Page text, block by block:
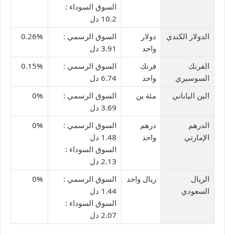
السوق السوداء :
10.2 دل
الدولار الكندي
دولار
واحد
السوق الرسمي :
3.91 دل
0.26%
الفرنك
السوسيري
فرنك
واحد
السوق الرسمي :
6.74 دل
0.15%
الين الياباني مئة ين
السوق الرسمي :
3.69 دل
0%
الدرهم
الإمارتي
درهم
واحد
السوق الرسمي :
1.48 دل
السوق السوداء :
2.13 دل
0%
الريال
السعودي
ريال واحد
السوق الرسمي :
1.44 دل
السوق السوداء :
2.07 دل
0%